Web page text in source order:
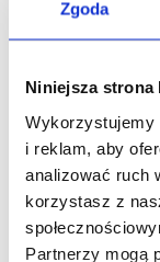
Zgoda
Niniejsza
Wykorzystujemy
i reklam, aby
analizować ruch
korzystasz z
Partnerzy mogą
Bilans